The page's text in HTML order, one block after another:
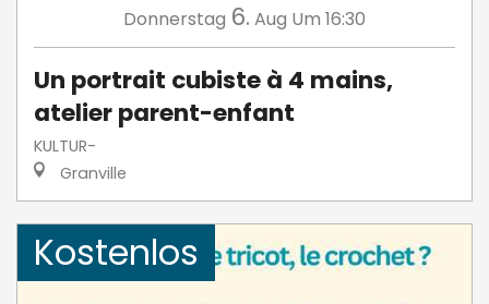
Donnerstag 6. Aug Um 16:30
Un portrait cubiste à 4 mains,
atelier parent-enfant
KULTUR-
Granville
Kostenlos